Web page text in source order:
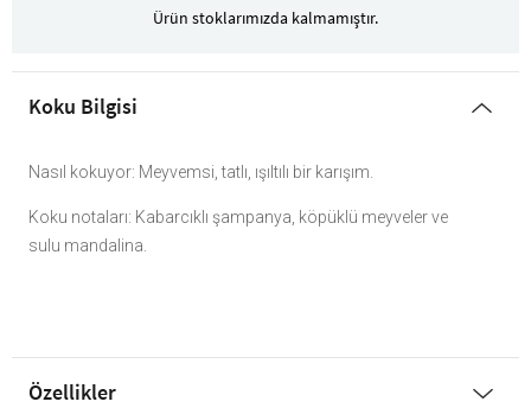
Ürün stoklarımızda kalmamıştır.
Koku Bilgisi
Nasıl kokuyor: Meyvemsi, tatlı, ışıltılı bir karışım.
Koku notaları: Kabarcıklı şampanya, köpüklü meyveler ve
sulu mandalina.
Özellikler